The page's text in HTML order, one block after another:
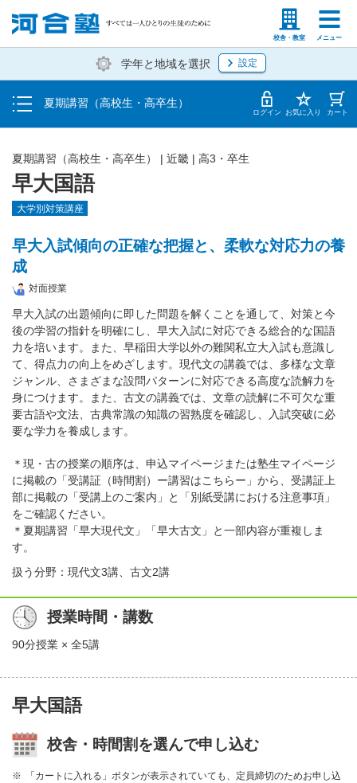
校舎・教室 メニュー
塾生の方 高等学校の先生
学年と地域を選択 設定
夏期講習（高校生・高卒生）
受講料・お申し込み方法
受講開始までの流れ
校舎・教室一覧 ログイン お気に入り カート
早大国語
夏期講習（高校生・高卒生） | 近畿 | 高3・卒生
大学別対策講座
早大入試傾向の正確な把握と、柔軟な対応力の養
成
対面授業
早大入試の出題傾向に即した問題を解くことを通して、対策と今
後の学習の指針を明確にし、早大入試に対応できる総合的な国語
力を培います。また、早稲田大学以外の難関私立大入試も意識し
て、得点力の向上をめざします。現代文の講義では、多様な文章
ジャンル、さまざまな設問パターンに対応できる高度な読解力を
身につけます。また、古文の講義では、文章の読解に不可欠な重
要古語や文法、古典常識の知識の習熟度を確認し、入試突破に必
要な学力を養成します。
＊現・古の授業の順序は、申込マイページまたは塾生マイページ
に掲載の「受講証（時間割）ー講習はこちらー」から、受講証上
部に掲載の「受講上のご案内」と「別紙受講における注意事項」
をご確認ください。
＊夏期講習「早大現代文」「早大古文」と一部内容が重複しま
す。
扱う分野：現代文3講、古文2講
授業時間・講数
90分授業 × 全5講
早大国語
校舎・時間割を選んで申し込む
「カートに入れる」ボタンが表示されていても、定員締切のためお申し込